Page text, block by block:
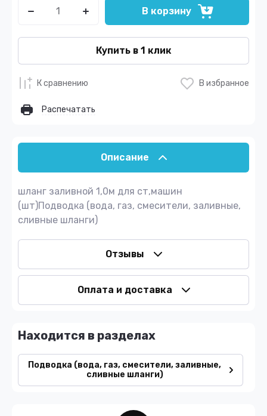
В корзину
Купить в 1 клик
К сравнению В избранное
Распечатать
Описание
шланг заливной 1,0м для ст,машин
(шт)Подводка (вода, газ, смесители, заливные,
сливные шланги)
Отзывы
Оплата и доставка
Находится в разделах
Подводка (вода, газ, смесители, заливные,
сливные шланги)